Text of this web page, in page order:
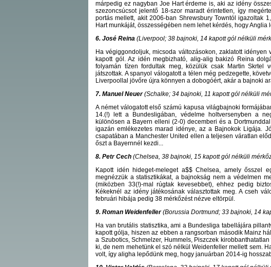
márpedig ez nagyban Joe Hart érdeme is, aki az idény
szezoncsúcsot jelentő 18-szor maradt érintetlen, így
portás mellett, akit 2006-ban Shrewsbury Towntól igazoltak
Hart munkáját, összességében nem lehet kérdés, hogy Anglia
6. José Reina (Liverpool; 38 bajnoki, 14 kapott gól nélküli
Ha végiggondoljuk, micsoda változásokon, zaklatott
kapott gól. Az idén megbizható, alig-alig bakizó Reina
folyamán tízen fordultak meg, közülük csak Martin Skrtel
játszottak. A spanyol válogatott a télen még pedzegette,
Liverpoollal jövőre újra könnyen a dobogóért, akár a bajnoki
7. Manuel Neuer(Schalke; 34 bajnoki, 11 kapott gól nélküli
A német válogatott első számú kapusa világbajnoki
14.(!) lett a Bundesligában, védelme holtversenyben a
különösen a Bayern elleni (2-0) decemberi és a
igazán emlékezetes marad idénye, az a Bajnokok Ligája.
csapatában a Manchester United ellen a teljesen váratlan
őszt a Bayernnél kezdi...
8. Petr Cech (Chelsea, 38 bajnoki, 15 kapott gól nélküli
Kapott idén hideget-meleget a$$ Chelsea, amely ősszel
megnézzük a statisztikákat, a bajnokság nem a védelmen
(miközben 33(!)-mal rúgtak kevesebbet), ehhez pedig
Kékeknél az idény játékosának választottak meg. A cseh
februári hibája pedig 38 mérkőzést nézve eltörpül.
9. Roman Weidenfeller(Borussia Dortmund; 33 bajnoki, 14
Ha van brutális statisztika, ami a Bundesliga tabellájára
kapott gólja, hiszen az ebben a rangsorban második Mainz
a Szubotics, Schmelzer, Hummels, Piszczek
ki, de nem mehetünk el szó nélkül Weidenfeller mellett sem.
volt, így aligha lepődünk meg, hogy januárban 2014-ig